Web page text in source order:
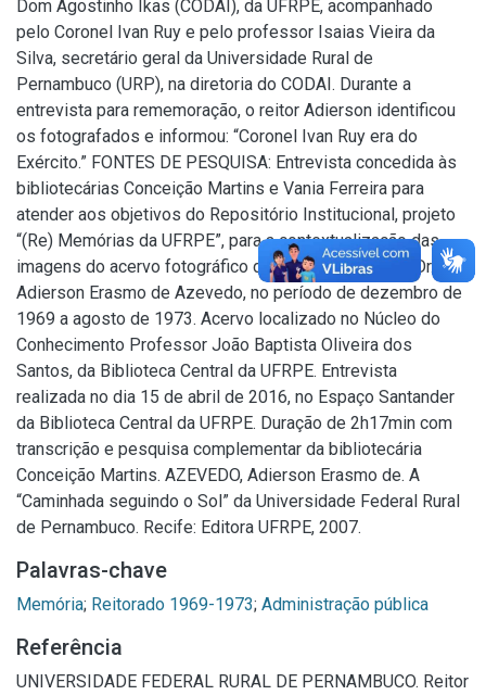
Dom Agostinho Ikas (CODAI), da UFRPE, acompanhado
pelo Coronel Ivan Ruy e pelo professor Isaias Vieira da
Silva, secretário geral da Universidade Rural de
Pernambuco (URP), na diretoria do CODAI. Durante a
entrevista para rememoração, o reitor Adierson identificou
os fotografados e informou: “Coronel Ivan Ruy era do
Exército.” FONTES DE PESQUISA: Entrevista concedida às
bibliotecárias Conceição Martins e Vania Ferreira para
atender aos objetivos do Repositório Institucional, projeto
“(Re) Memórias da UFRPE”, para a contextualização das
imagens do acervo fotográfico do reitorado do Prof. Dr.
Adierson Erasmo de Azevedo, no período de dezembro de
1969 a agosto de 1973. Acervo localizado no Núcleo do
Conhecimento Professor João Baptista Oliveira dos
Santos, da Biblioteca Central da UFRPE. Entrevista
realizada no dia 15 de abril de 2016, no Espaço Santander
da Biblioteca Central da UFRPE. Duração de 2h17min com
transcrição e pesquisa complementar da bibliotecária
Conceição Martins. AZEVEDO, Adierson Erasmo de. A
“Caminhada seguindo o Sol” da Universidade Federal Rural
de Pernambuco. Recife: Editora UFRPE, 2007.
Palavras-chave
Memória; Reitorado 1969-1973; Administração pública
Referência
UNIVERSIDADE FEDERAL RURAL DE PERNAMBUCO. Reitor